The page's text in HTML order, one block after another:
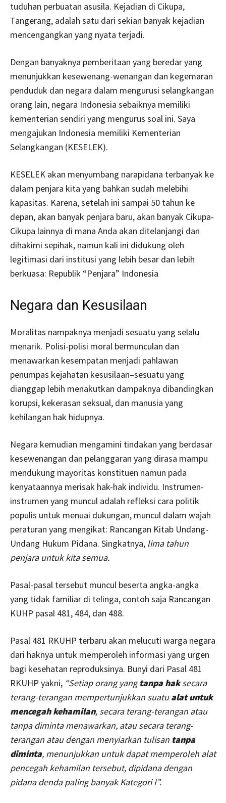
tuduhan perbuatan asusila. Kejadian di Cikupa,
Tangerang, adalah satu dari sekian banyak kejadian
mencengangkan yang nyata terjadi.
Dengan banyaknya pemberitaan yang beredar yang
menunjukkan kesewenang-wenangan dan kegemaran
penduduk dan negara dalam mengurusi selangkangan
orang lain, negara Indonesia sebaiknya memiliki
kementerian sendiri yang mengurus soal ini. Saya
mengajukan Indonesia memiliki Kementerian
Selangkangan (KESELEK).
KESELEK akan menyumbang narapidana terbanyak ke
dalam penjara kita yang bahkan sudah melebihi
kapasitas. Karena, setelah ini sampai 50 tahun ke
depan, akan banyak penjara baru, akan banyak Cikupa-
Cikupa lainnya di mana Anda akan ditelanjangi dan
dihakimi sepihak, namun kali ini didukung oleh
legitimasi dari institusi yang lebih besar dan lebih
berkuasa: Republik “Penjara” Indonesia
Negara dan Kesusilaan
Moralitas nampaknya menjadi sesuatu yang selalu
menarik. Polisi-polisi moral bermunculan dan
menawarkan kesempatan menjadi pahlawan
penumpas kejahatan kesusilaan–sesuatu yang
dianggap lebih menakutkan dampaknya dibandingkan
korupsi, kekerasan seksual, dan manusia yang
kehilangan hak hidupnya.
Negara kemudian mengamini tindakan yang berdasar
kesewenangan dan pelanggaran yang dirasa mampu
mendukung mayoritas konstituen namun pada
kenyataannya merisak hak-hak individu. Instrumen-
instrumen yang muncul adalah refleksi cara politik
populis untuk menuai dukungan, muncul dalam wajah
peraturan yang mengikat: Rancangan Kitab Undang-
Undang Hukum Pidana. Singkatnya, lima tahun
penjara untuk kita semua.
Pasal-pasal tersebut muncul beserta angka-angka
yang tidak familiar di telinga, contoh saja Rancangan
KUHP pasal 481, 484, dan 488.
Pasal 481 RKUHP terbaru akan melucuti warga negara
dari haknya untuk memperoleh informasi yang urgen
bagi kesehatan reproduksinya. Bunyi dari Pasal 481
RKUHP yakni, “Setiap orang yangtanpa haksecara
terang-terangan mempertunjukkan suatualat untuk
mencegah kehamilan, secara terang-terangan atau
tanpa diminta menawarkan, atau secara terang-
terangan atau dengan menyiarkan tulisan tanpa
diminta, menunjukkan untuk dapat memperoleh alat
pencegah kehamilan tersebut, dipidana dengan
pidana denda paling banyak Kategori I”.